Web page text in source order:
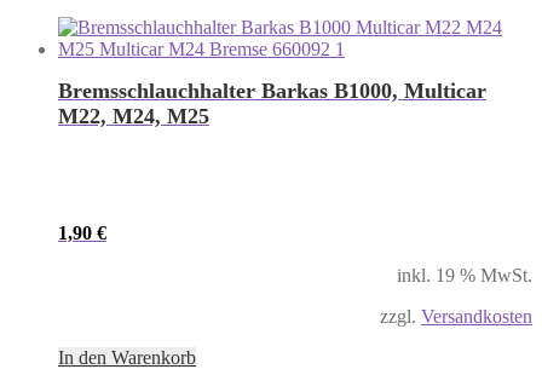
Bremsschlauchhalter Barkas B1000, Multicar
M22, M24, M25
1,90 €
inkl. 19 % MwSt.
zzgl. Versandkosten
In den Warenkorb